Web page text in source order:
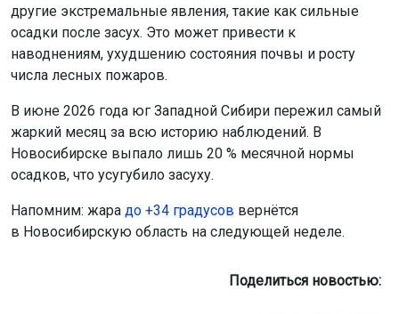
другие экстремальные явления, такие как сильные
осадки после засух. Это может привести к
наводнениям, ухудшению состояния почвы и росту
числа лесных пожаров.
В июне 2026 года юг Западной Сибири пережил самый
жаркий месяц за всю историю наблюдений. В
Новосибирске выпало лишь 20 % месячной нормы
осадков, что усугубило засуху.
Напомним: жара до +34 градусов вернётся
в Новосибирскую область на следующей неделе.
Поделиться новостью: